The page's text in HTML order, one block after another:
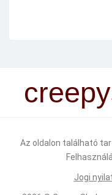
Az oldalon található
Jogi